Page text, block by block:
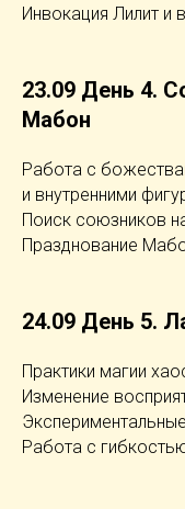
Инвокация Лилит и
23.09 День 4.
Мабон
Работа с
и внутренними
Поиск союзников
Празднование
24.09 День 5.
Практики магии
Изменение
Работа с